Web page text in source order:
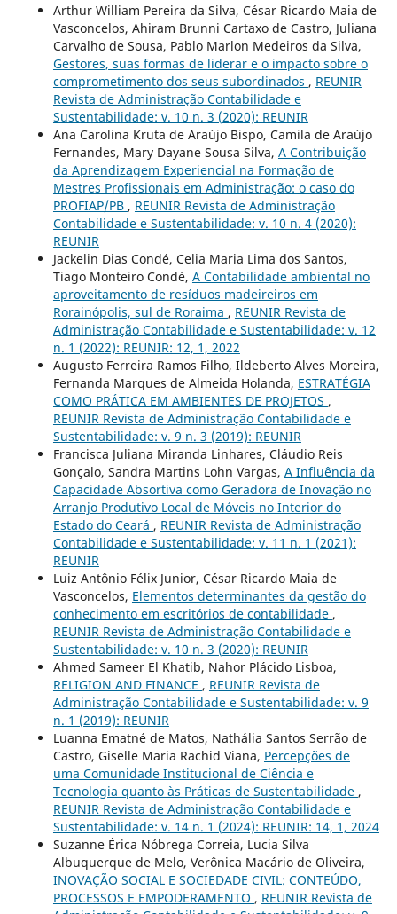
Arthur William Pereira da Silva, César Ricardo Maia de
Vasconcelos, Ahiram Brunni Cartaxo de Castro, Juliana
Carvalho de Sousa, Pablo Marlon Medeiros da Silva,
Gestores, suas formas de liderar e o impacto sobre o
comprometimento dos seus subordinados , REUNIR
Revista de Administração Contabilidade e
Sustentabilidade: v. 10 n. 3 (2020): REUNIR
Ana Carolina Kruta de Araújo Bispo, Camila de Araújo
Fernandes, Mary Dayane Sousa Silva, A Contribuição
da Aprendizagem Experiencial na Formação de
Mestres Profissionais em Administração: o caso do
PROFIAP/PB , REUNIR Revista de Administração
Contabilidade e Sustentabilidade: v. 10 n. 4 (2020):
REUNIR
Jackelin Dias Condé, Celia Maria Lima dos Santos,
Tiago Monteiro Condé, A Contabilidade ambiental no
aproveitamento de resíduos madeireiros em
Rorainópolis, sul de Roraima , REUNIR Revista de
Administração Contabilidade e Sustentabilidade: v. 12
n. 1 (2022): REUNIR: 12, 1, 2022
Augusto Ferreira Ramos Filho, Ildeberto Alves Moreira,
Fernanda Marques de Almeida Holanda, ESTRATÉGIA
COMO PRÁTICA EM AMBIENTES DE PROJETOS ,
REUNIR Revista de Administração Contabilidade e
Sustentabilidade: v. 9 n. 3 (2019): REUNIR
Francisca Juliana Miranda Linhares, Cláudio Reis
Gonçalo, Sandra Martins Lohn Vargas, A Influência da
Capacidade Absortiva como Geradora de Inovação no
Arranjo Produtivo Local de Móveis no Interior do
Estado do Ceará , REUNIR Revista de Administração
Contabilidade e Sustentabilidade: v. 11 n. 1 (2021):
REUNIR
Luiz Antônio Félix Junior, César Ricardo Maia de
Vasconcelos, Elementos determinantes da gestão do
conhecimento em escritórios de contabilidade ,
REUNIR Revista de Administração Contabilidade e
Sustentabilidade: v. 10 n. 3 (2020): REUNIR
Ahmed Sameer El Khatib, Nahor Plácido Lisboa,
RELIGION AND FINANCE , REUNIR Revista de
Administração Contabilidade e Sustentabilidade: v. 9
n. 1 (2019): REUNIR
Luanna Ematné de Matos, Nathália Santos Serrão de
Castro, Giselle Maria Rachid Viana, Percepções de
uma Comunidade Institucional de Ciência e
Tecnologia quanto às Práticas de Sustentabilidade ,
REUNIR Revista de Administração Contabilidade e
Sustentabilidade: v. 14 n. 1 (2024): REUNIR: 14, 1, 2024
Suzanne Érica Nóbrega Correia, Lucia Silva
Albuquerque de Melo, Verônica Macário de Oliveira,
INOVAÇÃO SOCIAL E SOCIEDADE CIVIL: CONTEÚDO,
PROCESSOS E EMPODERAMENTO , REUNIR Revista de